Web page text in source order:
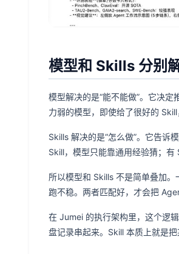
模型和 Skills 分别
模型解决的是“能不能做”。它决
力弱的模型，即使给了很好的 Skill
Skills 解决的是“怎么做”。它告诉
Skill，模型只能靠通用经验猜；有
所以模型和 Skills 不是简单叠加
跑不稳。两者匹配好，才会把
在 Jumei 的执行架构里，这个逻辑
盘记录串起来。Skill 本质上就是把